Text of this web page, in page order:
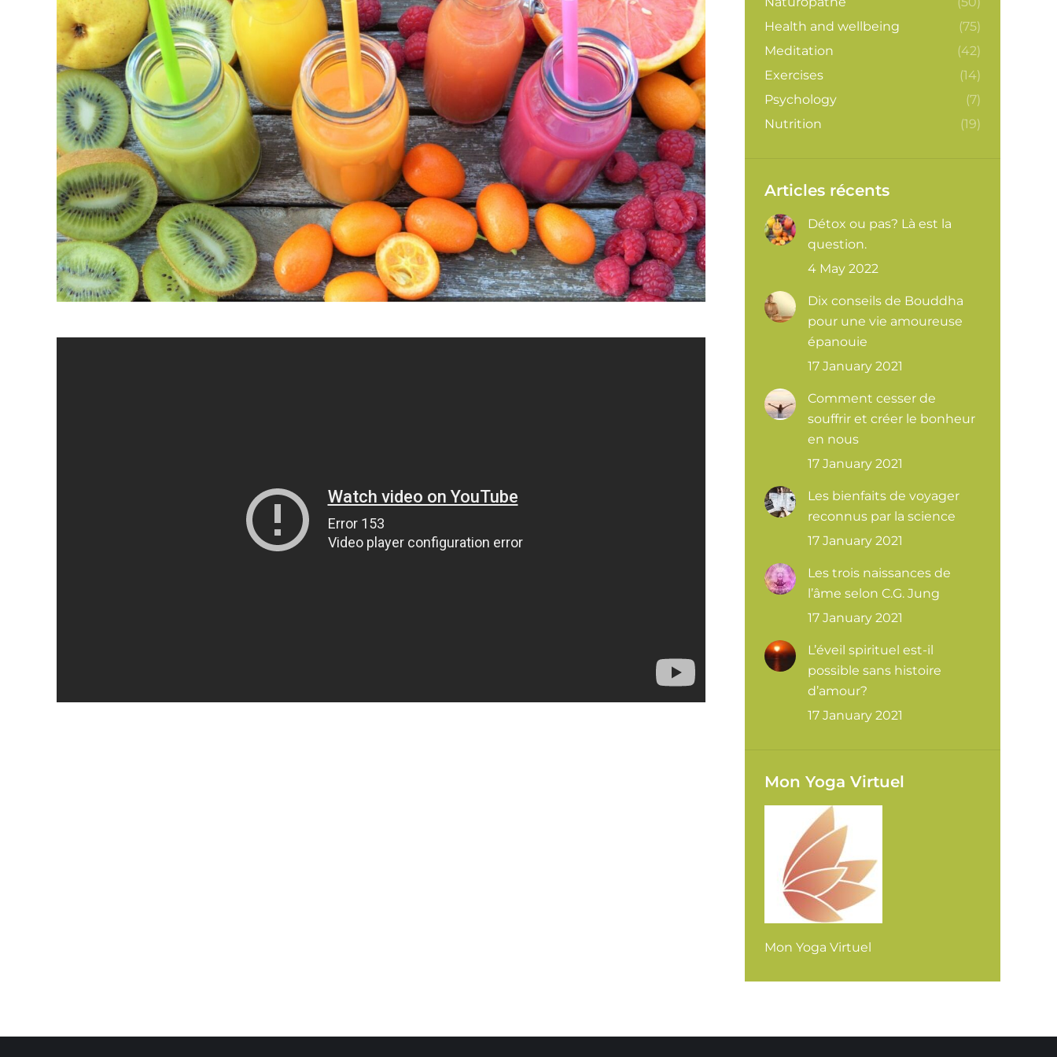
Health and wellbeing
(75)
Meditation
(42)
Exercises
(14)
Psychology
(7)
Nutrition
(19)
Articles récents
Détox ou pas? Là est la
question.
4 May 2022
Dix conseils de Bouddha
pour une vie amoureuse
épanouie
17 January 2021
Comment cesser de
souffrir et créer le bonheur
en nous
17 January 2021
Les bienfaits de voyager
reconnus par la science
17 January 2021
Les trois naissances de
l’âme selon C.G. Jung
17 January 2021
L’éveil spirituel est-il
possible sans histoire
d’amour?
17 January 2021
Mon Yoga Virtuel
Mon Yoga Virtuel